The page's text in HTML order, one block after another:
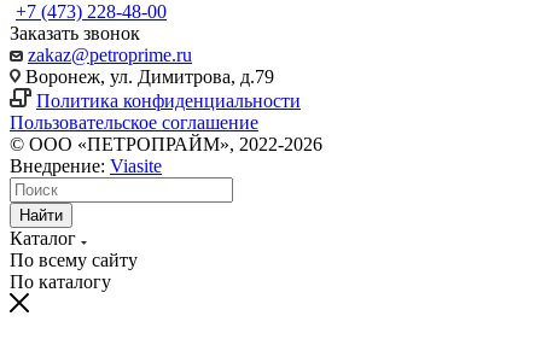
+7 (473) 228-48-00
Заказать звонок
zakaz@petroprime.ru
Воронеж, ул. Димитрова, д.79
Политика конфиденциальности
Пользовательское соглашение
© ООО «ПЕТРОПРАЙМ», 2022-2026
Внедрение: Viasite
Найти
Каталог
По всему сайту
По каталогу